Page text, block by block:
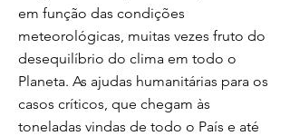
em função das condições
meteorológicas, muitas vezes fruto do
desequilíbrio do clima em todo o
Planeta. As ajudas humanitárias para os
casos críticos, que chegam às
toneladas vindas de todo o País e até